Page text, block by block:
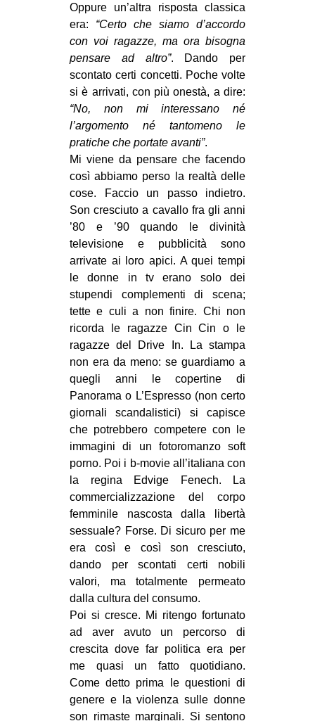
Oppure un’altra risposta classica
era: “Certo che siamo d’accordo
con voi ragazze, ma ora bisogna
pensare ad altro”. Dando per
scontato certi concetti. Poche volte
si è arrivati, con più onestà, a dire:
“No, non mi interessano né
l’argomento né tantomeno le
pratiche che portate avanti”.
Mi viene da pensare che facendo
così abbiamo perso la realtà delle
cose. Faccio un passo indietro.
Son cresciuto a cavallo fra gli anni
’80 e ’90 quando le divinità
televisione e pubblicità sono
arrivate ai loro apici. A quei tempi
le donne in tv erano solo dei
stupendi complementi di scena;
tette e culi a non finire. Chi non
ricorda le ragazze Cin Cin o le
ragazze del Drive In. La stampa
non era da meno: se guardiamo a
quegli anni le copertine di
Panorama o L’Espresso (non certo
giornali scandalistici) si capisce
che potrebbero competere con le
immagini di un fotoromanzo soft
porno. Poi i b-movie all’italiana con
la regina Edvige Fenech. La
commercializzazione del corpo
femminile nascosta dalla libertà
sessuale? Forse. Di sicuro per me
era così e così son cresciuto,
dando per scontati certi nobili
valori, ma totalmente permeato
dalla cultura del consumo.
Poi si cresce. Mi ritengo fortunato
ad aver avuto un percorso di
crescita dove far politica era per
me quasi un fatto quotidiano.
Come detto prima le questioni di
genere e la violenza sulle donne
son rimaste marginali. Si sentono